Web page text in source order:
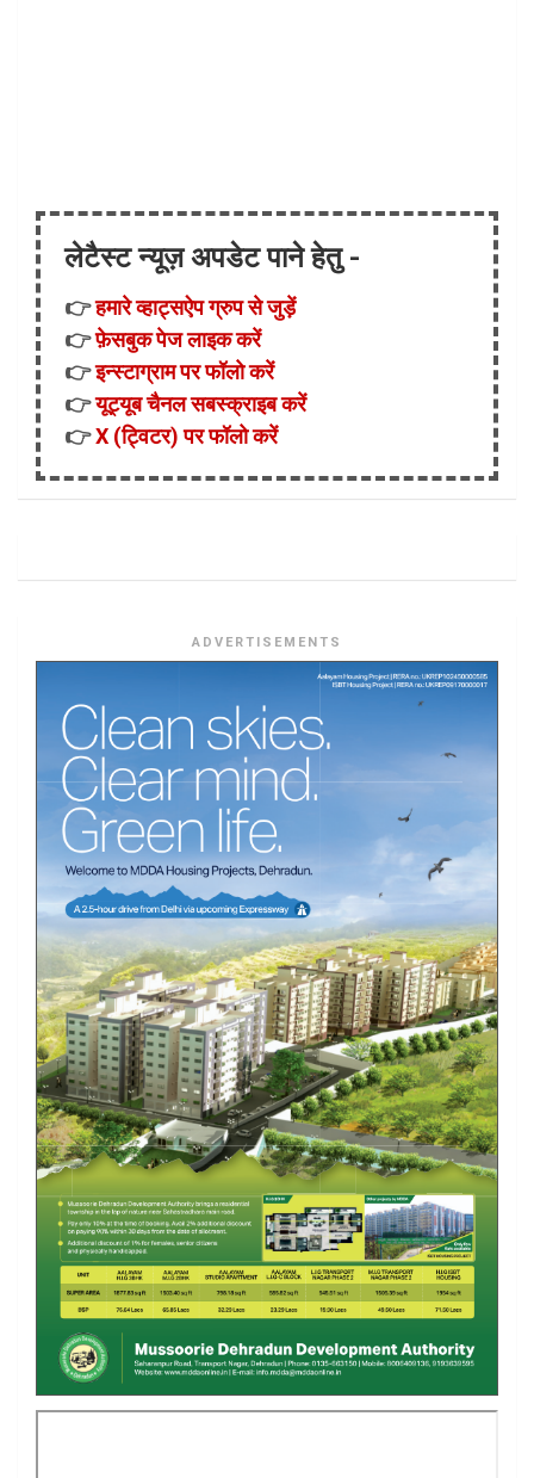
लेटैस्ट न्यूज़ अपडेट पाने हेतु -
👉हमारे व्हाट्सऐप ग्रुप से जुड़ें
👉फ़ेसबुक पेज लाइक करें
👉इन्स्टाग्राम पर फॉलो करें
👉यूट्यूब चैनल सबस्क्राइब करें
👉X (ट्विटर) पर फॉलो करें
ADVERTISEMENTS